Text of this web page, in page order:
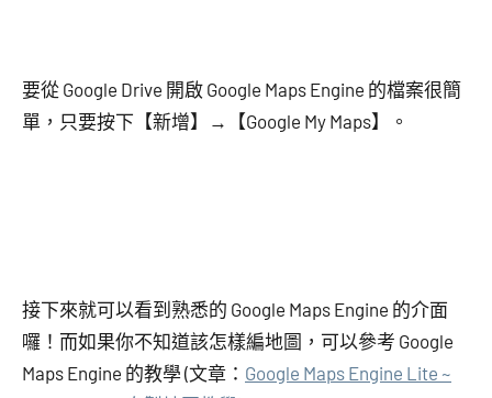
要從 Google Drive 開啟 Google Maps Engine 的檔案很簡
單，只要按下【新增】→【Google My Maps】。
接下來就可以看到熟悉的 Google Maps Engine 的介面
囉！而如果你不知道該怎樣編地圖，可以參考 Google
Maps Engine 的教學 (文章： Google Maps Engine Lite ~